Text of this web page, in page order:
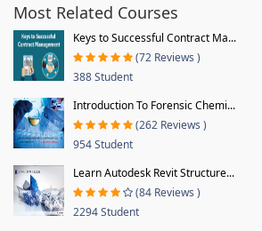
Most Related Courses
Keys to Successful Contract Ma...
(72 Reviews )
388 Student
Introduction To Forensic Chemi...
(262 Reviews )
954 Student
Learn Autodesk Revit Structure...
(84 Reviews )
2294 Student